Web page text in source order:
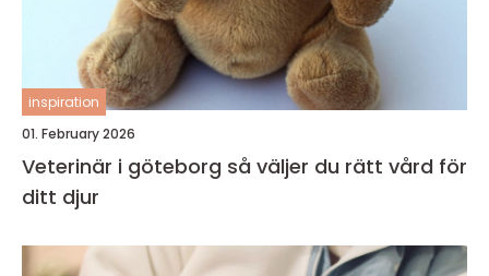
inspiration
01. February 2026
Veterinär i göteborg så väljer du rätt vård för
ditt djur